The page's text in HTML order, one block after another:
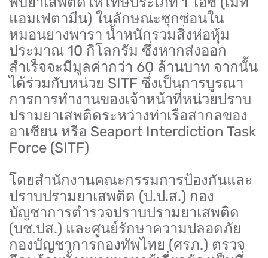
แอมเฟตามีน) ในลักษณะซุกซ่อนใน
หมอนยางพารา น้ำหนักรวมสิ่งห่อหุ้ม
ประมาณ 10 กิโลกรัม ซึ่งหากส่งออก
สำเร็จจะมีมูลค่ากว่า 60 ล้านบาท จากนั้น
ได้ร่วมกับหน่วย SITF ซึ่งเป็นการบูรณา
การการทำงานของเจ้าหน้าที่หน่วยปราบ
ปรามยาเสพติดระหว่างท่าเรือสากลของ
อาเซียน หรือ Seaport Interdiction Task
Force (SITF)
โดยสำนักงานคณะกรรมการป้องกันและ
ปราบปรามยาเสพติด (ป.ป.ส.) กอง
บัญชาการตำรวจปราบปรามยาเสพติด
(บช.ปส.) และศูนย์รักษาความปลอดภัย
กองบัญชาการกองทัพไทย (ศรภ.) ตรวจ